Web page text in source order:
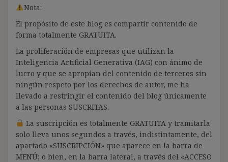
Nota:
El propósito de este blog es compartir contenido de
forma totalmente GRATUITA.
La proliferación de empresas que utilizan la
Inteligencia Artificial Generativa (IAG) con ánimo de
lucro y que se apropian del contenido de terceros sin
ningún respeto por los derechos de autor, me ha
llevado a restringir el contenido del blog únicamente
a las personas SUSCRITAS.
La suscripción es totalmente GRATUITA y tramitarla
solo lleva unos segundos a través, indistintamente, del
apartado «SUSCRIPCIÓN» que aparece en la barra de
MENÚ; o bien, en la barra lateral, a través del «ACCESO